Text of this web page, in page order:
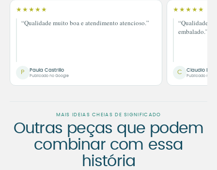
★★★★★
“Qualidade muito boa e atendimento atencioso.”
P Paula Castrillo
Publicado no Google
★★★★★
“Qualidade
embalado.”
C Claudio
Publicado no
MAIS IDEIAS CHEIAS DE SIGNIFICADO
Outras peças que podem
combinar com essa
história